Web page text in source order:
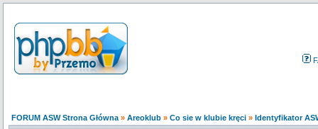
FORUM ASW Strona Główna » Areoklub » Co sie w klubie kręci » Identyfikator